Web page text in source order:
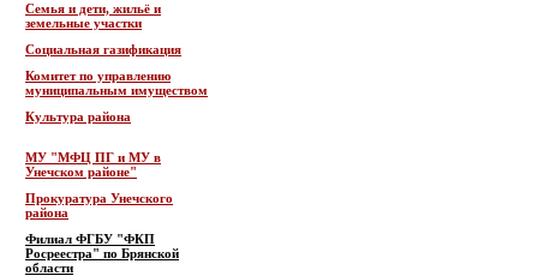
Семья и дети, жильё и
земельные участки
Социальная газификация
Комитет по управлению
муниципальным имуществом
Культура района
МУ "МФЦ ПГ и МУ в
Унечском районе"
Прокуратура Унечского
района
Филиал ФГБУ "ФКП
Росреестра" по Брянской
области